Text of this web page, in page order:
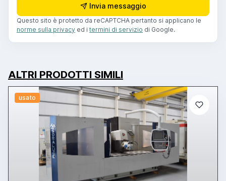
Invia messaggio
Questo sito è protetto da reCAPTCHA pertanto si applicano le
norme sulla privacy ed i termini di servizio di Google.
ALTRI PRODOTTI SIMILI
usato